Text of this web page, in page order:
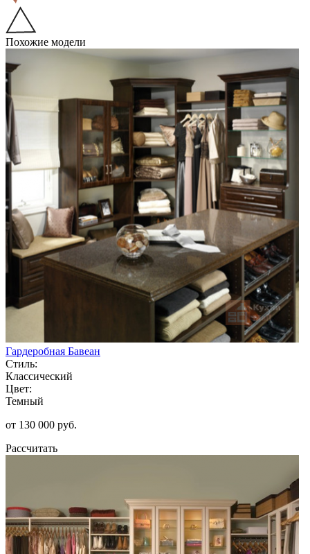
Похожие модели
Гардеробная Бавеан
Стиль:
Классический
Цвет:
Темный
от 130 000 руб.
Рассчитать